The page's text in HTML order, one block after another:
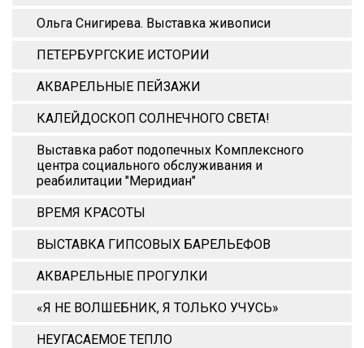
Ольга Снигирева. Выставка живописи
ПЕТЕРБУРГСКИЕ ИСТОРИИ
АКВАРЕЛЬНЫЕ ПЕЙЗАЖИ
КАЛЕЙДОСКОП СОЛНЕЧНОГО СВЕТА!
Выставка работ подопечных Комплексного
центра социального обслуживания и
реабилитации "Меридиан"
ВРЕМЯ КРАСОТЫ
ВЫСТАВКА ГИПСОВЫХ БАРЕЛЬЕФОВ
АКВАРЕЛЬНЫЕ ПРОГУЛКИ
«Я НЕ ВОЛШЕБНИК, Я ТОЛЬКО УЧУСЬ»
НЕУГАСАЕМОЕ ТЕПЛО